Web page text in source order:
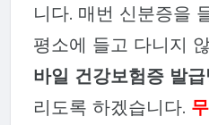
니다. 매번 신분증을
평소에 들고 다니지
바일 건강보험증 발급
리도록 하겠습니다.